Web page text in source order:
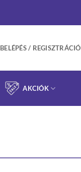
BELÉPÉS / REGISZTRÁCIÓ
AKCIÓK